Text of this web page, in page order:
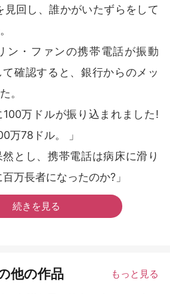
見回し、誰かがいたずらをして
ン・ファンの携帯電話が振動
確認すると、銀行からのメッ
。
100万ドルが振り込まれました!
万78ドル。 」
とし、携帯電話は病床に滑り
万長者になったのか?」
続きを見る
他の作品 もっと見る